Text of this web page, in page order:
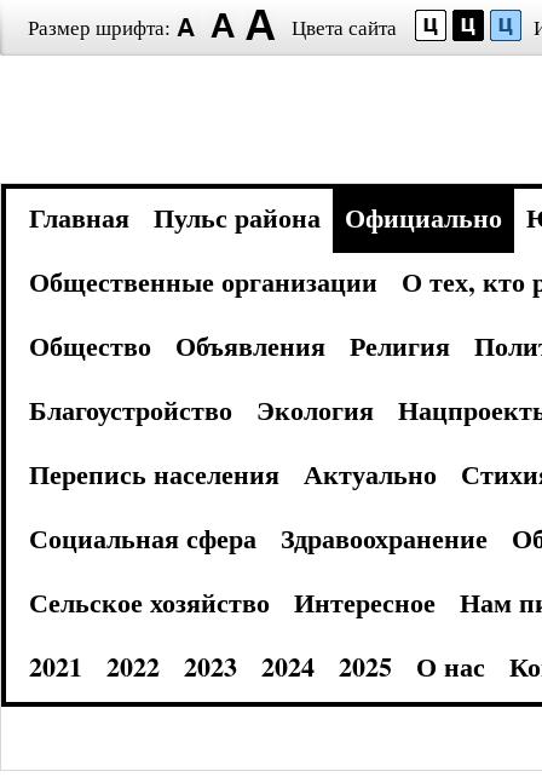
Размер шрифта: Цвета сайта
Главная Пульс района Официально
Общественные организации
О тех, кто
Общество
Объявления Религия
Благоустройство
Экология
Перепись населения
Актуально
Социальная сфера
Здравоохранение
Сельское хозяйство
Интересное
Нам
2021
2022 2023 2024 2025 О нас